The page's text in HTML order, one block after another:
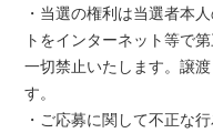
・当選の権利は当選者本
トをインターネット等で
一切禁止いたします。譲
す。
・ご応募に関して不正な